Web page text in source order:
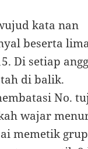
kata nan
beserta
Di setiap
di balik.
No.
wajar
memetik